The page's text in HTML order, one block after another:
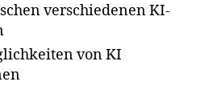
verschiedenen KI-
von KI